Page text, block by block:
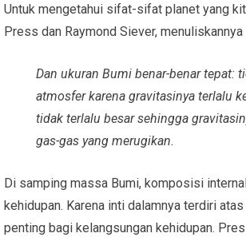
Untuk mengetahui sifat-sifat planet yang
Press dan Raymond Siever,
Dan ukuran Bumi benar-benar tepat:
atmosfer karena gravitasinya terlalu
tidak terlalu besar sehingga
gas-gas yang merugikan.
Di samping massa Bumi, komposisi
kehidupan. Karena inti dalamnya terdiri
penting bagi kelangsungan kehidupan.